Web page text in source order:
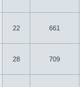
22 661
28 709